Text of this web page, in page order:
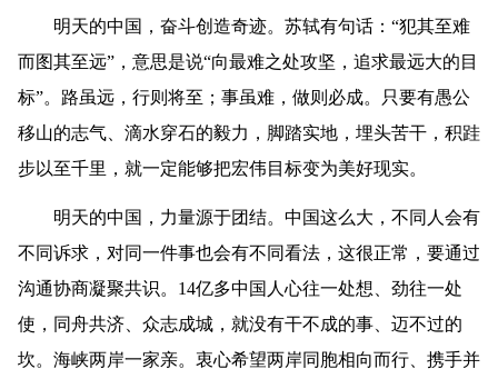
明天的中国，奋斗创造奇迹。苏轼有句话：“犯其至难
而图其至远”，意思是说“向最难之处攻坚，追求最远大的目
标”。路虽远，行则将至；事虽难，做则必成。只要有愚公
移山的志气、滴水穿石的毅力，脚踏实地，埋头苦干，积跬
步以至千里，就一定能够把宏伟目标变为美好现实。
明天的中国，力量源于团结。中国这么大，不同人会有
不同诉求，对同一件事也会有不同看法，这很正常，要通过
沟通协商凝聚共识。14亿多中国人心往一处想、劲往一处
使，同舟共济、众志成城，就没有干不成的事、迈不过的
坎。海峡两岸一家亲。衷心希望两岸同胞相向而行、携手并